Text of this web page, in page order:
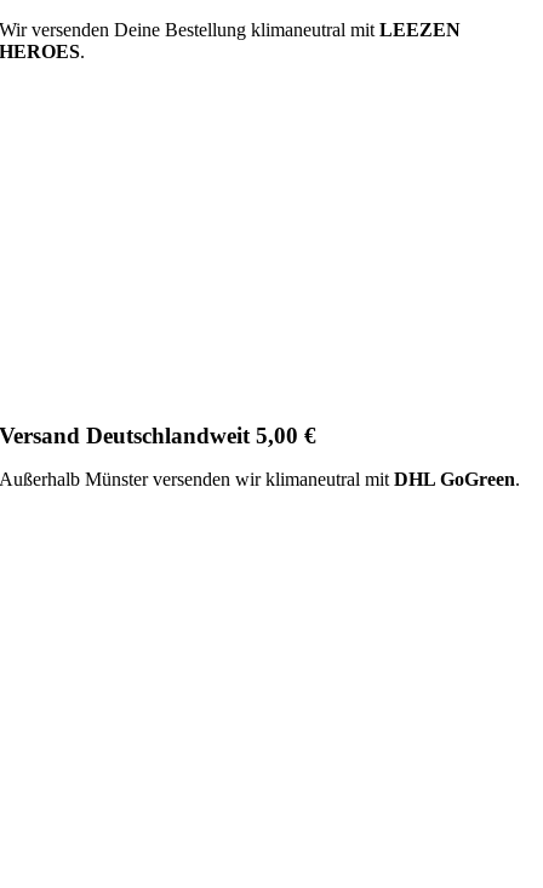
Wir versenden Deine Bestellung klimaneutral mitLEEZEN
HEROES.
Versand Deutschlandweit 5,00 €
Außerhalb Münster versenden wir klimaneutral mitDHL GoGreen.